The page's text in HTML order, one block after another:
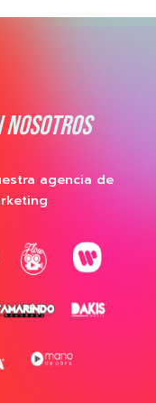
agencia de